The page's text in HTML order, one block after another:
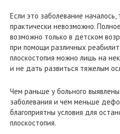
Если это заболевание началось,
практически невозможно.
возможно только в детском
при помощи различных
плоскостопия можно лишь на
и не дать развиться тяжелым
Чем раньше у больного
заболевания и чем меньше
благоприятны условия для
плоскостопия.